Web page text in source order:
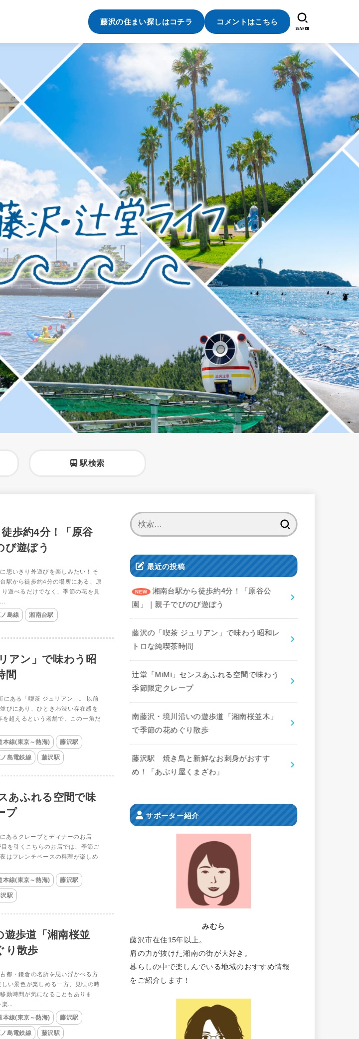
藤沢の住まい探しはコチラ コメントはこちら
SEARCH
駅検索
歩約4分！「原谷
び遊ぼう
思いきり外遊びを楽しみたい！そ
駅から徒歩約4分の場所にある、原
遊べるだけでなく、季節の花を見
島線 湘南台駅
アン」で味わう昭
間
にある「喫茶 ジュリアン」。 以前
びにあり、ひときわ渋い存在感を
超えるという老舗で、この一角だ
本線(東京～熱海) 藤沢駅
島電鉄線 藤沢駅
あふれる空間で味
プ
あるクレープとディナーのお店
を引くこちらのお店では、季節ご
はフレンチベースの料理が楽しめ
本線(東京～熱海) 藤沢駅
駅
遊歩道「湘南桜並
り散歩
都・鎌倉の名所を思い浮かべる方
い景色が楽しめる一方、見頃の時
動時間が気になることもありま
...
本線(東京～熱海) 藤沢駅
島電鉄線 藤沢駅
最近の投稿
湘南台駅から徒歩約4分！「原谷公
園」｜親子でびのび遊ぼう
藤沢の「喫茶 ジュリアン」で味わう昭和レ
トロな純喫茶時間
辻堂「MiMi」センスあふれる空間で味わう
季節限定クレープ
南藤沢・境川沿いの遊歩道「湘南桜並木」
で季節の花めぐり散歩
藤沢駅 焼き鳥と新鮮なお刺身がおすす
め！「あぶり屋くまざわ」
サポーター紹介
みむら
藤沢市在住15年以上。
肩の力が抜けた湘南の街が大好き。
暮らしの中で楽しんでいる地域のおすすめ情報
をご紹介します！